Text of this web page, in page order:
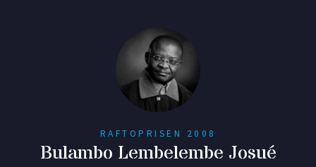
RAFTOPRISEN 2008
Bulambo Lembelembe Josué